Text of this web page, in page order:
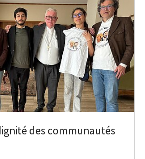
des communautés